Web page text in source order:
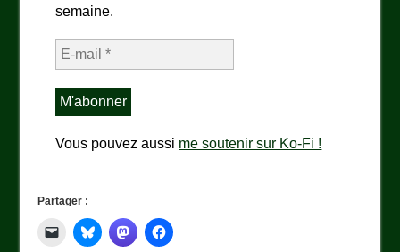
semaine.
Vous pouvez aussi me soutenir sur Ko-Fi !
Partager :